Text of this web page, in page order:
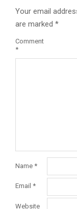
Your email
are marked *
Comment
*
Name *
Email *
Website